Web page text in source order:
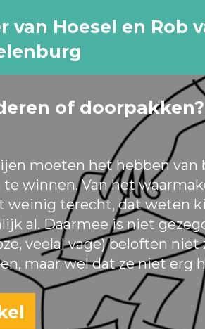
van Hoesel en Rob
of doorpakken?
moeten het hebben van
winnen. Van het
weinig terecht, dat weten
al. Daarmee is niet
veelal vage) beloften niet
maar wel dat ze niet erg